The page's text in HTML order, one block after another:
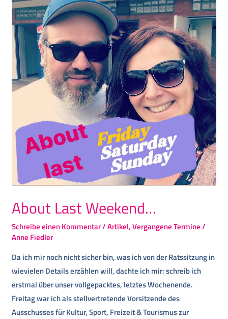
About Last Weekend…
Schreibe einen Kommentar/Artikel,Vergangene Termine/
Anne Fiedler
Da ich mir noch nicht sicher bin, was ich von der Ratssitzung in
wievielen Details erzählen will, dachte ich mir: schreib ich
erstmal über unser vollgepacktes, letztes Wochenende.
Freitag war ich als stellvertretende Vorsitzende des
Ausschusses für Kultur, Sport, Freizeit & Tourismus zur
Weekend…